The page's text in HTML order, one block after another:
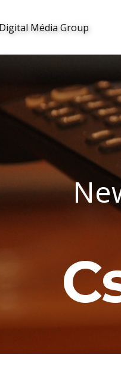
Média Group